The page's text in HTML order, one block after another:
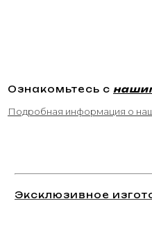
Ознакомьтесь с
Подробная информация о
Эксклюзивное